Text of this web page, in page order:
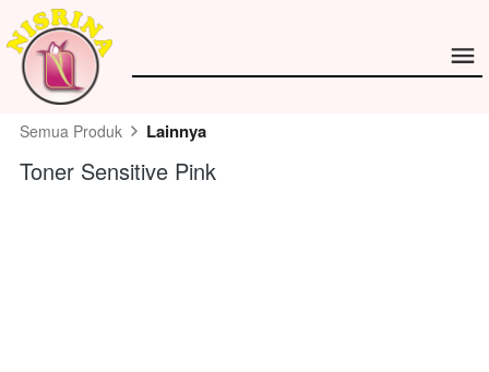
Semua Produk Lainnya
Toner Sensitive Pink